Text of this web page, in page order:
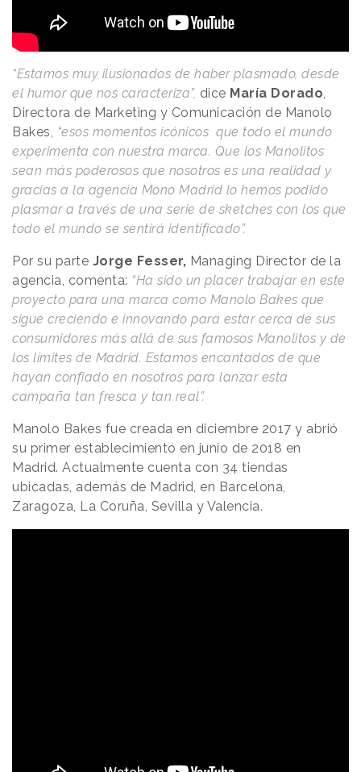
“Estamos muy ilusionados de haber plasmado, desde
el humor que nos caracteriza”, dice María Dorado,
Directora de Marketing y Comunicación de Manolo
Bakes, “esos momentos icónicos que todo el mundo
experimenta con nuestra marca. Que los Manolitos
sean más poderosos que nosotros es una realidad y
gracias a la agencia Mono Madrid lo hemos podido
plasmar a través de una serie de sketches con los que
todo el mundo se sentirá identificado”.
Por su parte Jorge Fesser, Managing Director de la
agencia, comenta: “Ha sido un placer trabajar en este
proyecto para una marca como Manolo Bakes que
sigue creciendo e innovando para estar cerca de sus
consumidores más allá de sus famosos Manolitos y de
los límites de Madrid. Estamos encantados de que
hayan confiado en nosotros para lanzar esta
campaña tan fresca y tan real”.
Manolo Bakes fue creada en diciembre 2017 y abrió
su primer establecimiento en junio de 2018 en
Madrid. Actualmente cuenta con 34 tiendas
ubicadas, además de Madrid, en Barcelona,
Zaragoza, La Coruña, Sevilla y Valencia.